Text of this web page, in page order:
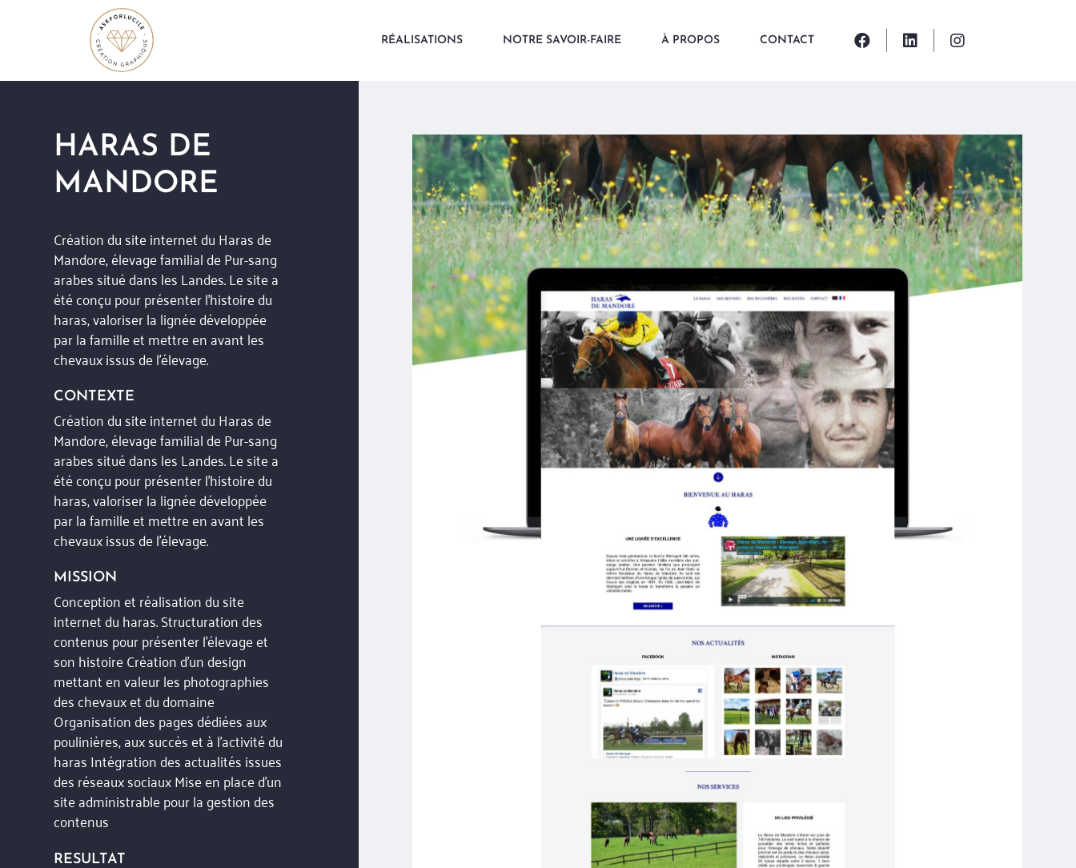
RÉALISATIONS NOTRE SAVOIR-FAIRE À PROPOS CONTACT
HARAS DE
MANDORE
Création du site internet du Haras de
Mandore, élevage familial de Pur-sang
arabes situé dans les Landes. Le site a
été conçu pour présenter l’histoire du
haras, valoriser la lignée développée
par la famille et mettre en avant les
chevaux issus de l’élevage.
CONTEXTE
Création du site internet du Haras de
Mandore, élevage familial de Pur-sang
arabes situé dans les Landes. Le site a
été conçu pour présenter l’histoire du
haras, valoriser la lignée développée
par la famille et mettre en avant les
chevaux issus de l’élevage.
MISSION
Conception et réalisation du site
internet du haras. Structuration des
contenus pour présenter l’élevage et
son histoire Création d’un design
mettant en valeur les photographies
des chevaux et du domaine
Organisation des pages dédiées aux
poulinières, aux succès et à l’activité du
haras Intégration des actualités issues
des réseaux sociaux Mise en place d’un
site administrable pour la gestion des
contenus
RESULTAT